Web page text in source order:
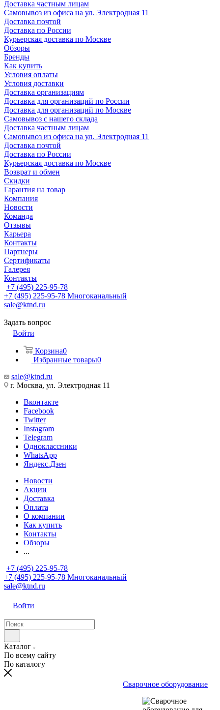
Доставка частным лицам
Самовывоз из офиса на ул. Электродная 11
Доставка почтой
Доставка по России
Курьерская доставка по Москве
Обзоры
Бренды
Как купить
Условия оплаты
Условия доставки
Доставка организациям
Доставка для организаций по России
Доставка для организаций по Москве
Самовывоз с нашего склада
Доставка частным лицам
Самовывоз из офиса на ул. Электродная 11
Доставка почтой
Доставка по России
Курьерская доставка по Москве
Возврат и обмен
Скидки
Гарантия на товар
Компания
Новости
Команда
Отзывы
Карьера
Контакты
Партнеры
Сертификаты
Галерея
Контакты
+7 (495) 225-95-78
+7 (495) 225-95-78 Многоканальный
sale@ktnd.ru
Задать вопрос
Войти
Корзина0
Избранные товары0
sale@ktnd.ru
г. Москва, ул. Электродная 11
Вконтакте
Facebook
Twitter
Instagram
Telegram
Одноклассники
WhatsApp
Яндекс.Дзен
Новости
Акции
Доставка
Оплата
О компании
Как купить
Контакты
Обзоры
...
+7 (495) 225-95-78
+7 (495) 225-95-78 Многоканальный
sale@ktnd.ru
Войти
Каталог
По всему сайту
По каталогу
Сварочное оборудование